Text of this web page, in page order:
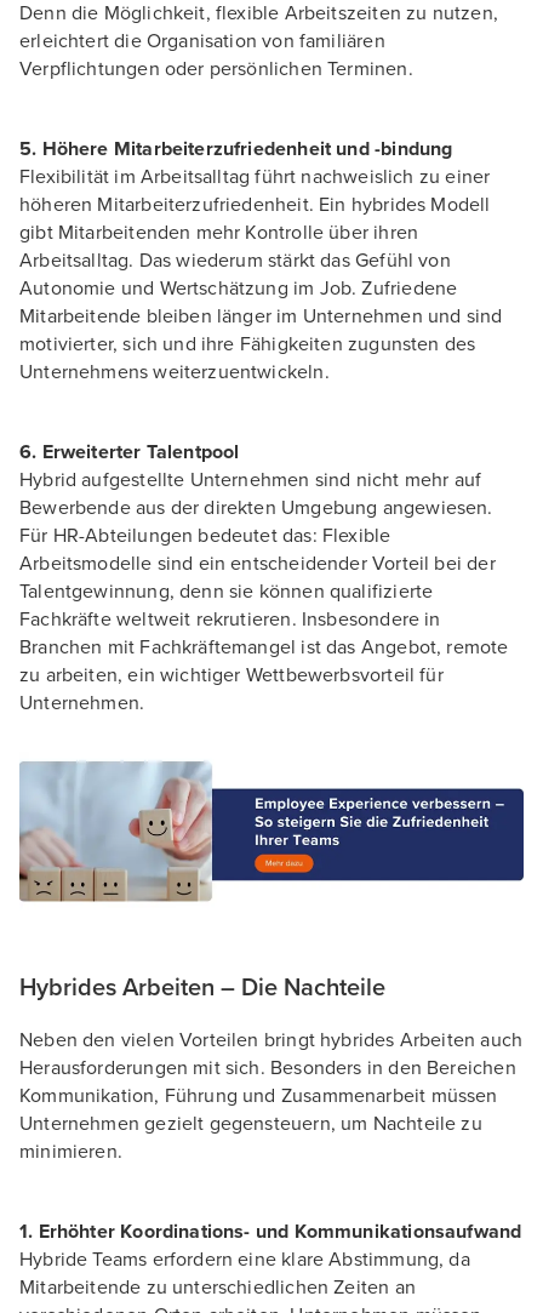
Denn die Möglichkeit, flexible Arbeitszeiten zu nutzen,
erleichtert die Organisation von familiären
Verpflichtungen oder persönlichen Terminen.
5. Höhere Mitarbeiterzufriedenheit und -bindung
Flexibilität im Arbeitsalltag führt nachweislich zu einer
höheren Mitarbeiterzufriedenheit. Ein hybrides Modell
gibt Mitarbeitenden mehr Kontrolle über ihren
Arbeitsalltag. Das wiederum stärkt das Gefühl von
Autonomie und Wertschätzung im Job. Zufriedene
Mitarbeitende bleiben länger im Unternehmen und sind
motivierter, sich und ihre Fähigkeiten zugunsten des
Unternehmens weiterzuentwickeln.
6. Erweiterter Talentpool
Hybrid aufgestellte Unternehmen sind nicht mehr auf
Bewerbende aus der direkten Umgebung angewiesen.
Für HR-Abteilungen bedeutet das: Flexible
Arbeitsmodelle sind ein entscheidender Vorteil bei der
Talentgewinnung, denn sie können qualifizierte
Fachkräfte weltweit rekrutieren. Insbesondere in
Branchen mit Fachkräftemangel ist das Angebot, remote
zu arbeiten, ein wichtiger Wettbewerbsvorteil für
Unternehmen.
Hybrides Arbeiten – Die Nachteile
Neben den vielen Vorteilen bringt hybrides Arbeiten auch
Herausforderungen mit sich. Besonders in den Bereichen
Kommunikation, Führung und Zusammenarbeit müssen
Unternehmen gezielt gegensteuern, um Nachteile zu
minimieren.
1. Erhöhter Koordinations- und Kommunikationsaufwand
Hybride Teams erfordern eine klare Abstimmung, da
Mitarbeitende zu unterschiedlichen Zeiten an